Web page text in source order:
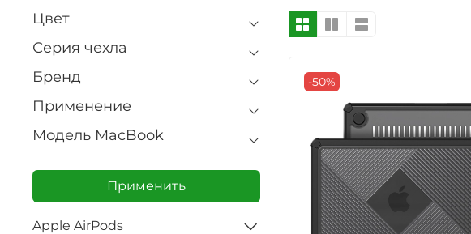
-50%
Цвет
Серия чехла
Бренд
Применение
Модель MacBook
Применить
Apple AirPods